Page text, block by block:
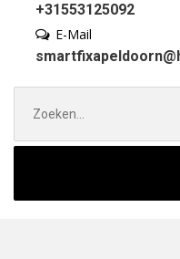
+31553125092
E-Mail
naar: